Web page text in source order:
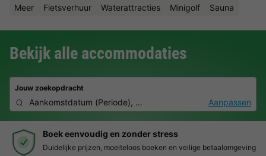
Meer
Fietsverhuur Waterattracties Minigolf Sauna
Bekijk alle accommodaties
Jouw zoekopdracht
Aankomstdatum (Periode), 2 personen, 0 huisdierAanpassen
Boek eenvoudig en zonder stress
Duidelijke prijzen, moeiteloos boeken en veilige betaalomgeving